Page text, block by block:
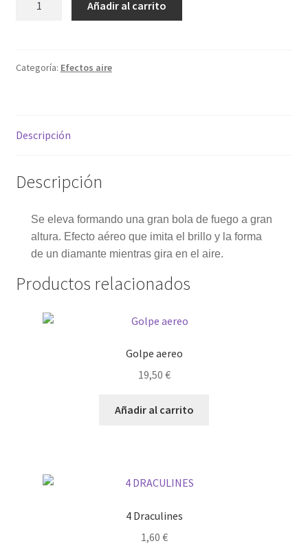
Política de privacidad
Términos y condiciones
Añadir al carrito
Categoría: Efectos aire
Descripción
Descripción
Se eleva formando una gran bola de fuego a gran
altura. Efecto aéreo que imita el brillo y la forma
de un diamante mientras gira en el aire.
Productos relacionados
Golpe aereo
19,50 €
Añadir al carrito
4 Draculines
1,60 €